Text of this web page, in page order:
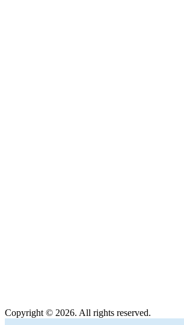
Copyright © 2026. All rights reserved.